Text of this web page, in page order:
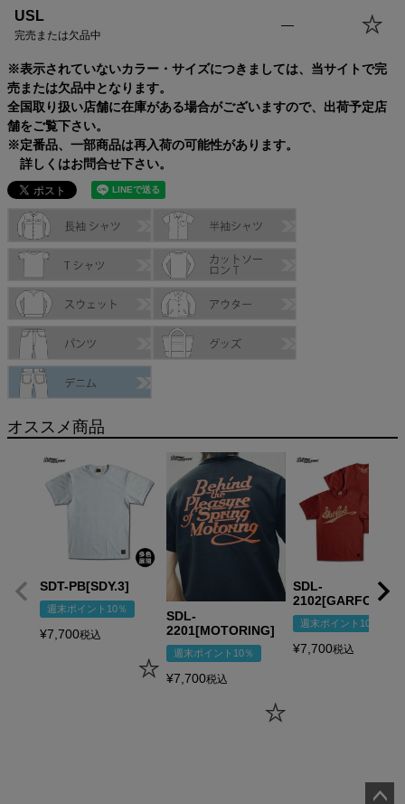
USL
完売または欠品中
—
※表示されていないカラー・サイズにつきましては、当サイトで完
売または欠品中となります。
全国取り扱い店舗に在庫がある場合がございますので、出荷予定店
舗をご覧下さい。
※定番品、一部商品は再入荷の可能性があります。
詳しくはお問合せ下さい。
オススメ商品
SDT-PB[SDY.3]
週末ポイント10％
¥7,700税込
SDL-
2201[MOTORING]
週末ポイント10％
¥7,700税込
SDL-
2102[GARFORD]
週末ポイント10％
¥7,700税込